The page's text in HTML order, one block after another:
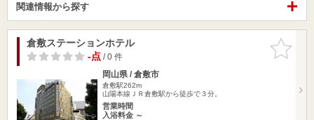
関連情報から探す
お気に入
りに追加
倉敷ステーションホテル
-点/ 0 件
岡山県 / 倉敷市
倉敷駅262m
山陽本線ＪＲ倉敷駅から徒歩で３分。
営業時間
入浴料金 ～